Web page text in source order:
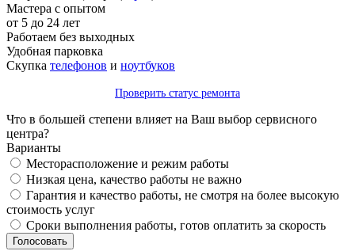
Мастера с опытом
от 5 до 24 лет
Работаем без выходных
Удобная парковка
Скупка телефонов и ноутбуков
Проверить статус ремонта
Что в большей степени влияет на Ваш выбор сервисного
центра?
Варианты
Месторасположение и режим работы
Низкая цена, качество работы не важно
Гарантия и качество работы, не смотря на более высокую
стоимость услуг
Сроки выполнения работы, готов оплатить за скорость